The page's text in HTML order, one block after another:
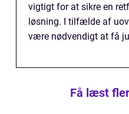
vigtigt for at sikre en
løsning. I tilfælde af
være nødvendigt at få
Få læst